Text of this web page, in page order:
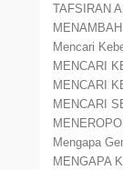
TAFSIRAN
Mencari
MENCARI
MENCARI
MENCARI
Mengapa
MENGAPA